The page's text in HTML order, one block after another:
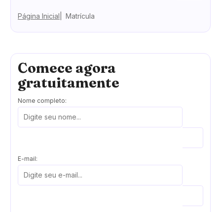
Página Inicial Matrícula
Comece agora
gratuitamente
Nome completo:
E-mail: